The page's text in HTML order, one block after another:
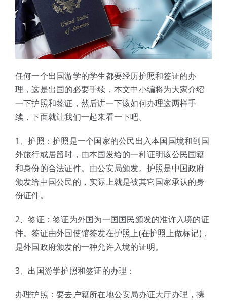
任何一个出国游学的学生都要经历护照和签证的办
理，这是出国的必要手续，本文中小编将为大家介绍
一下护照和签证，然后讲一下该如何办理这两样手
续，下面就让我们一起来看一下吧。
1、护照：护照是一个国家的公民出入本国国境和到国
外旅行或居留时，由本国发给的一种证明该公民国籍
和身份的合法证件。由公安局颁发。护照是中国政府
颁发给中国公民的，实际上就是被其它国家承认的身
份证件。
2、签证：签证为外国为一国国民颁发的准许入境的证
件。签证由外国使馆签发在护照上(在护照上做标记)，
是外国政府颁发的一种允许入境的证明。
3、出国游学护照和签证的办理：
办理护照：要去户籍所在地公安局办证大厅办理，携